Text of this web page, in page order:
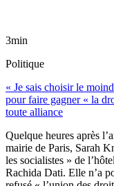
3min
Politique
« Je sais choisir le
pour faire gagner « la
toute alliance
Quelque heures après
mairie de Paris, Sarah
les socialistes » de
Rachida Dati. Elle n’a